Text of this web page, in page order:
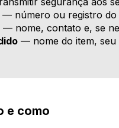
— número ou registro do
— nome, contato e, se
— nome do item, seu
e como